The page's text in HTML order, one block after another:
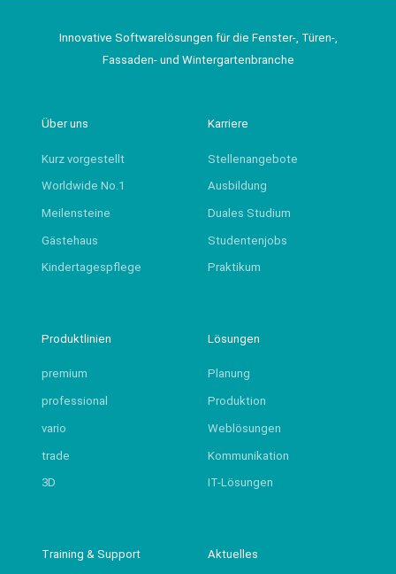
Innovative Softwarelösungen für die Fenster-, Türen-,
Fassaden- und Wintergartenbranche
Über uns
Kurz vorgestellt
Worldwide No.1
Meilensteine
Gästehaus
Kindertagespflege
Karriere
Stellenangebote
Ausbildung
Duales Studium
Studentenjobs
Praktikum
Produktlinien
premium
professional
vario
trade
3D
Lösungen
Planung
Produktion
Weblösungen
Kommunikation
IT-Lösungen
Training & Support Aktuelles